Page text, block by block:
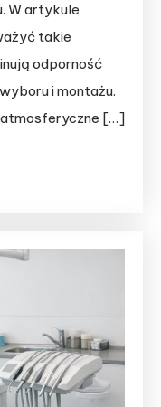
W artykule
takie
odporność
i montażu.
atmosferyczne […]